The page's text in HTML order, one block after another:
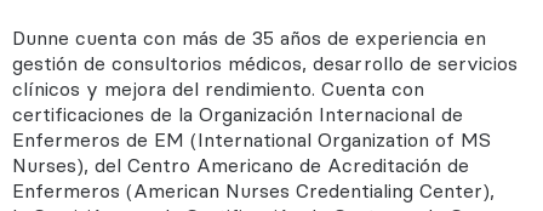
Dunne cuenta con más de 35 años de experiencia en
gestión de consultorios médicos, desarrollo de servicios
clínicos y mejora del rendimiento. Cuenta con
certificaciones de la Organización Internacional de
Enfermeros de EM (International Organization of MS
Nurses), del Centro Americano de Acreditación de
Enfermeros (American Nurses Credentialing Center),